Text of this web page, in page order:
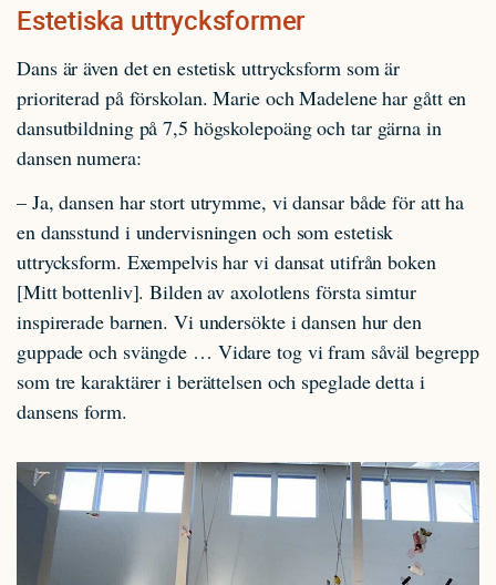
Estetiska uttrycksformer
Dans är även det en estetisk uttrycksform som är
prioriterad på förskolan. Marie och Madelene har gått en
dansutbildning på 7,5 högskolepoäng och tar gärna in
dansen numera:
– Ja, dansen har stort utrymme, vi dansar både för att ha
en dansstund i undervisningen och som estetisk
uttrycksform. Exempelvis har vi dansat utifrån boken
[Mitt bottenliv]. Bilden av axolotlens första simtur
inspirerade barnen. Vi undersökte i dansen hur den
guppade och svängde … Vidare tog vi fram såväl begrepp
som tre karaktärer i berättelsen och speglade detta i
dansens form.